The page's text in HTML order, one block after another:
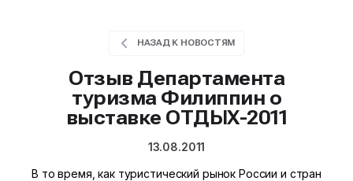
НАЗАД К НОВОСТЯМ
Отзыв Департамента
туризма Филиппин о
выставке ОТДЫХ-2011
13.08.2011
В то время, как туристический рынок России и стран